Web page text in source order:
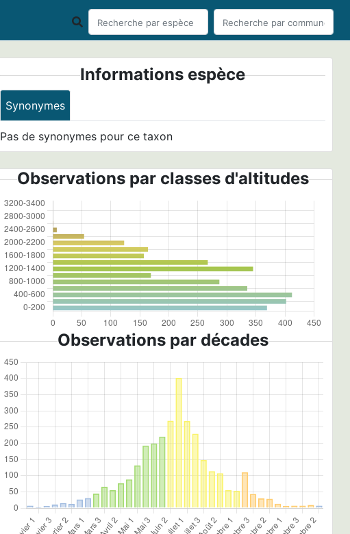
Informations espèce
Synonymes
Pas de synonymes pour ce taxon
Observations par classes d'altitudes
Observations par décades